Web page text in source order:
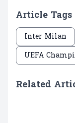
Article Tags
Inter Milan
UEFA
Related